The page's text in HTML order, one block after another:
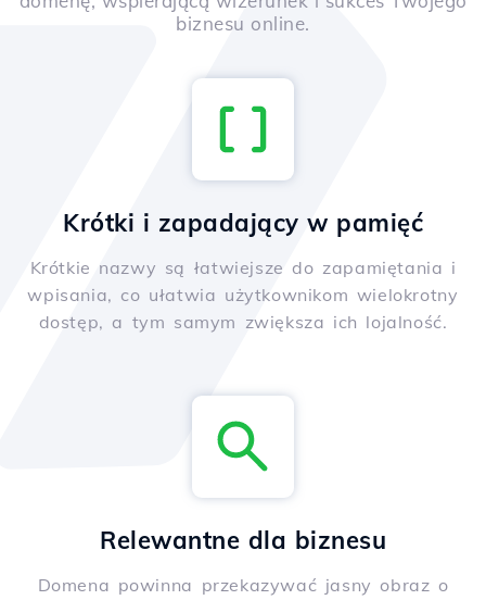
biznesu online.
Krótki i zapadający w pamięć
Krótkie nazwy są łatwiejsze do zapamiętania i
wpisania, co ułatwia użytkownikom wielokrotny
dostęp, a tym samym zwiększa ich lojalność.
Relewantne dla biznesu
Domena powinna przekazywać jasny obraz o